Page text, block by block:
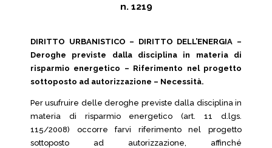
n. 1219
DIRITTO URBANISTICO – DIRITTO DELL’ENERGIA –
Deroghe previste dalla disciplina in materia di
risparmio energetico – Riferimento nel progetto
sottoposto ad autorizzazione – Necessità.
Per usufruire delle deroghe previste dalla disciplina in
materia di risparmio energetico (art. 11 d.lgs.
115/2008) occorre farvi riferimento nel progetto
sottoposto ad autorizzazione, affinché